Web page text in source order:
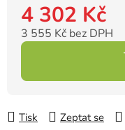
4 302 Kč
3 555 Kč bez DPH
Tisk Zeptat se